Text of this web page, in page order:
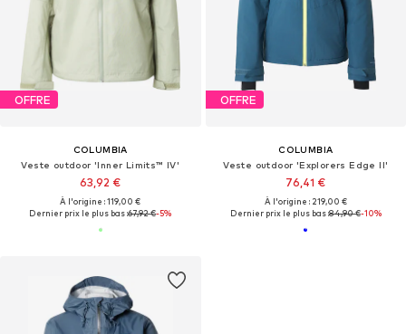
OFFRE
COLUMBIA
Veste outdoor 'Inner Limits™ IV'
63,92 €
À l'origine : 119,00 €
Dernier prix le plus bas :67,92 €-5%
OFFRE
COLUMBIA
Veste outdoor 'Explorers Edge II'
76,41 €
À l'origine : 219,00 €
Dernier prix le plus bas :84,90 €-10%